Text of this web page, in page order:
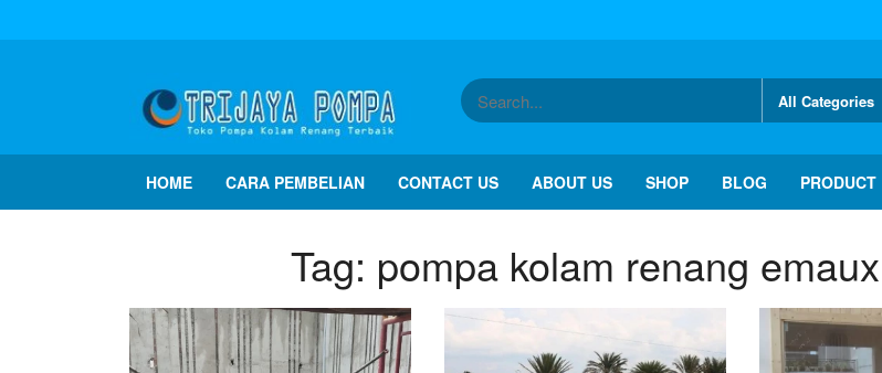
HOME CARA PEMBELIAN CONTACT US ABOUT US SHOP BLOG PRODUCT
Tag: pompa kolam renang emaux